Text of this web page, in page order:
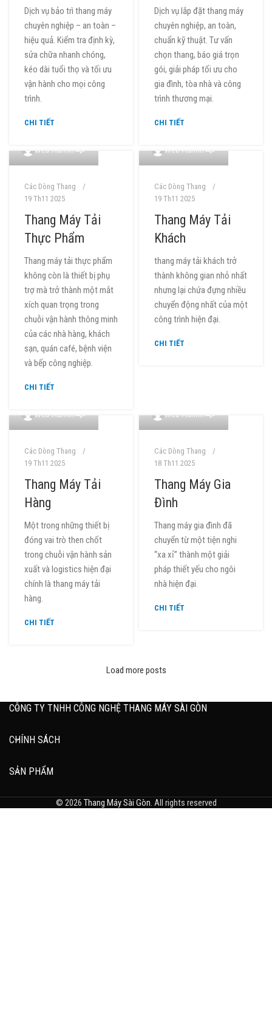
Dịch vụ bảo trì thang máy
chuyên nghiệp – an toàn –
hiệu quả. Kiểm tra định kỳ,
sửa chữa nhanh chóng,
kéo dài tuổi thọ và tối ưu
vận hành cho mọi công
trình.
CHI TIẾT
Dịch vụ lắp đặt thang máy
chuyên nghiệp, an toàn,
chuẩn kỹ thuật. Tư vấn
chọn thang, báo giá trọn
gói, giải pháp tối ưu cho
gia đình, tòa nhà và công
trình thương mại.
CHI TIẾT
Web Admin
Các Dòng Thang
19 Th11 2025
Thang Máy Tải
Thực Phẩm
Thang máy tải thực phẩm
không còn là thiết bị phụ
trợ mà trở thành một mắt
xích quan trọng trong
chuỗi vận hành thông minh
của các nhà hàng, khách
sạn, quán café, bệnh viện
và bếp công nghiệp.
CHI TIẾT
Web Admin
Các Dòng Thang
19 Th11 2025
Thang Máy Tải
Khách
thang máy tải khách trở
thành không gian nhỏ nhất
nhưng lại chứa đựng nhiều
chuyển động nhất của một
công trình hiện đại.
CHI TIẾT
Web Admin
Các Dòng Thang
19 Th11 2025
Thang Máy Tải
Hàng
Một trong những thiết bị
đóng vai trò then chốt
trong chuỗi vận hành sản
xuất và logistics hiện đại
chính là thang máy tải
hàng.
CHI TIẾT
Web Admin
Các Dòng Thang
18 Th11 2025
Thang Máy Gia
Đình
Thang máy gia đình đã
chuyển từ một tiện nghi
“xa xỉ” thành một giải
pháp thiết yếu cho ngôi
nhà hiện đại.
CHI TIẾT
Load more posts
CÔNG TY TNHH CÔNG NGHỆ THANG MÁY SÀI GÒN
CHÍNH SÁCH
SẢN PHẨM
© 2026 Thang Máy Sài Gòn. All rights reserved